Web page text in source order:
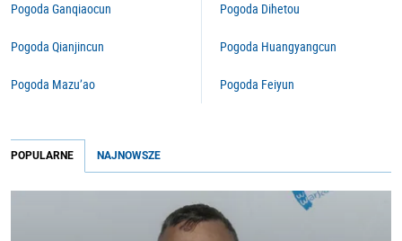
Pogoda Ganqiaocun
Pogoda Qianjincun
Pogoda Mazu’ao
Pogoda Dihetou
Pogoda Huangyangcun
Pogoda Feiyun
POPULARNE NAJNOWSZE